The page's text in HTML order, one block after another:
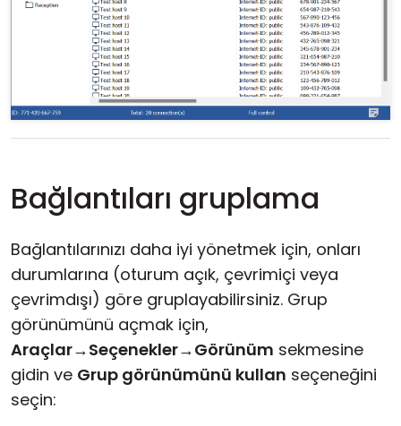
Bağlantıları gruplama
Bağlantılarınızı daha iyi yönetmek için, onları
durumlarına (oturum açık, çevrimiçi veya
çevrimdışı) göre gruplayabilirsiniz. Grup
görünümünü açmak için,
Araçlar→Seçenekler→Görünüm sekmesine
gidin ve Grup görünümünü kullan seçeneğini
seçin: